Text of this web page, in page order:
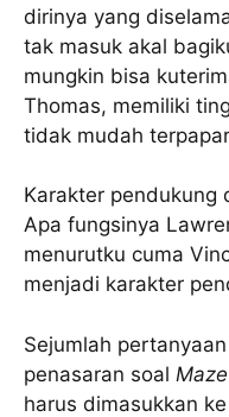
dirinya yang
tak masuk akal
mungkin bisa
Thomas, memiliki
tidak mudah
Karakter pendukung
Apa fungsinya
menurutku cuma
menjadi karakter
Sejumlah
penasaran soal
harus dimasukkan